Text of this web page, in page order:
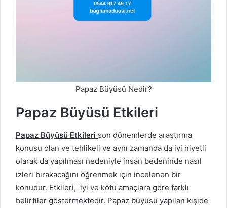
Papaz Büyüsü Nedir?
Papaz Büyüsü Etkileri
Papaz Büyüsü Etkileri son dönemlerde araştırma
konusu olan ve tehlikeli ve aynı zamanda da iyi niyetli
olarak da yapılması nedeniyle insan bedeninde nasıl
izleri bırakacağını öğrenmek için incelenen bir
konudur. Etkileri, iyi ve kötü amaçlara göre farklı
belirtiler göstermektedir. Papaz büyüsü yapılan kişide